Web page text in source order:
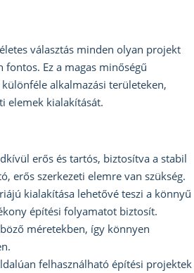
választás minden olyan projekt
fontos. Ez a magas minőségű
alkalmazási területeken,
elemek kialakítását.
erős és tartós, biztosítva a stabil
erős szerkezeti elemre van szükség.
kialakítása lehetővé teszi a könnyű
építési folyamatot biztosít.
méretekben, így könnyen
felhasználható építési projektek